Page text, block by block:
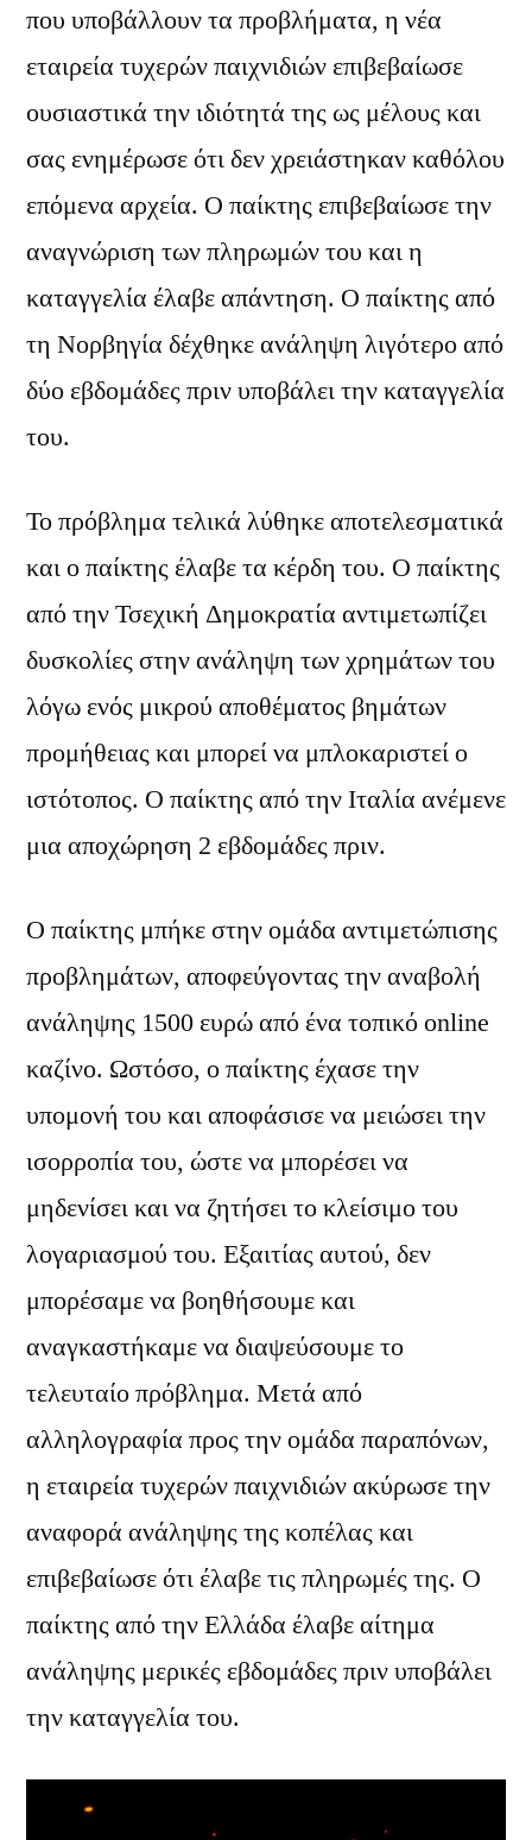
που υποβάλλουν τα προβλήματα, η νέα
εταιρεία τυχερών παιχνιδιών επιβεβαίωσε
ουσιαστικά την ιδιότητά της ως μέλους και
σας ενημέρωσε ότι δεν χρειάστηκαν καθόλου
επόμενα αρχεία. Ο παίκτης επιβεβαίωσε την
αναγνώριση των πληρωμών του και η
καταγγελία έλαβε απάντηση. Ο παίκτης από
τη Νορβηγία δέχθηκε ανάληψη λιγότερο από
δύο εβδομάδες πριν υποβάλει την καταγγελία
του.
Το πρόβλημα τελικά λύθηκε αποτελεσματικά
και ο παίκτης έλαβε τα κέρδη του. Ο παίκτης
από την Τσεχική Δημοκρατία αντιμετωπίζει
δυσκολίες στην ανάληψη των χρημάτων του
λόγω ενός μικρού αποθέματος βημάτων
προμήθειας και μπορεί να μπλοκαριστεί ο
ιστότοπος. Ο παίκτης από την Ιταλία ανέμενε
μια αποχώρηση 2 εβδομάδες πριν.
Ο παίκτης μπήκε στην ομάδα αντιμετώπισης
προβλημάτων, αποφεύγοντας την αναβολή
ανάληψης 1500 ευρώ από ένα τοπικό online
καζίνο. Ωστόσο, ο παίκτης έχασε την
υπομονή του και αποφάσισε να μειώσει την
ισορροπία του, ώστε να μπορέσει να
μηδενίσει και να ζητήσει το κλείσιμο του
λογαριασμού του. Εξαιτίας αυτού, δεν
μπορέσαμε να βοηθήσουμε και
αναγκαστήκαμε να διαψεύσουμε το
τελευταίο πρόβλημα. Μετά από
αλληλογραφία προς την ομάδα παραπόνων,
η εταιρεία τυχερών παιχνιδιών ακύρωσε την
αναφορά ανάληψης της κοπέλας και
επιβεβαίωσε ότι έλαβε τις πληρωμές της. Ο
παίκτης από την Ελλάδα έλαβε αίτημα
ανάληψης μερικές εβδομάδες πριν υποβάλει
την καταγγελία του.